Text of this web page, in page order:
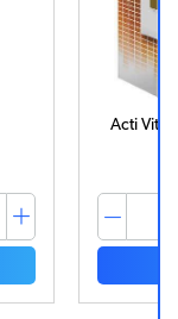
Acti Vita-